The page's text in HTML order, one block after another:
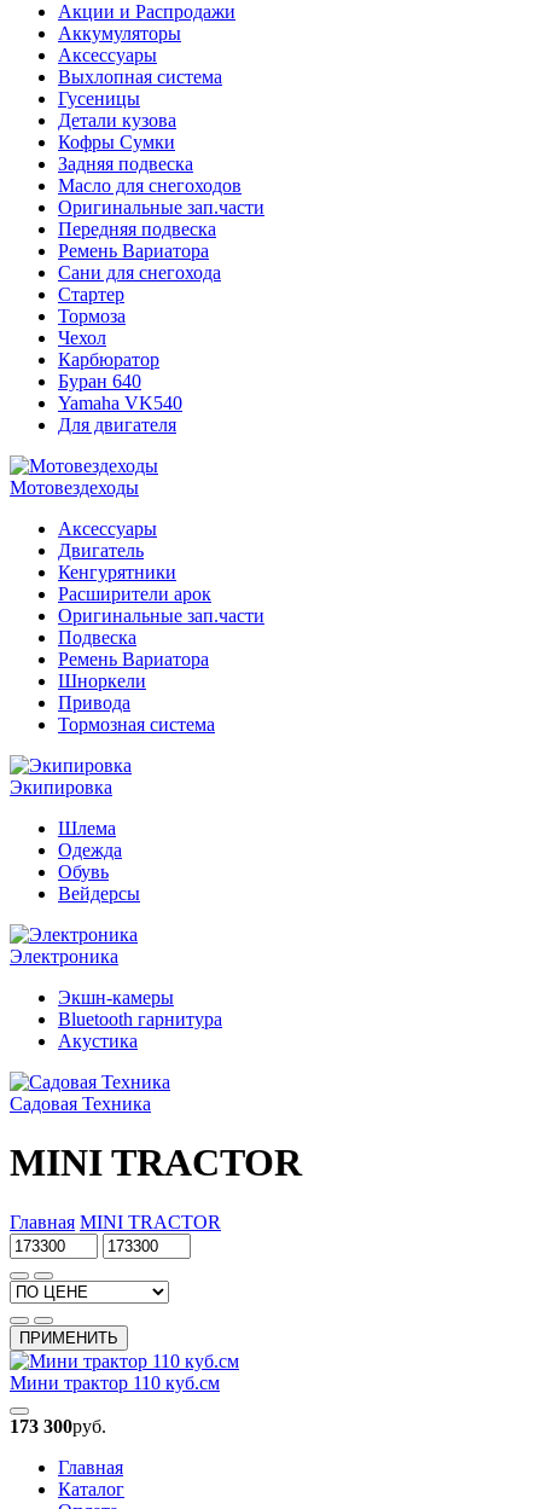
Акции и Распродажи
Аккумуляторы
Аксессуары
Выхлопная система
Гусеницы
Детали кузова
Кофры Сумки
Задняя подвеска
Масло для снегоходов
Оригинальные зап.части
Передняя подвеска
Ремень Вариатора
Сани для снегохода
Стартер
Тормоза
Чехол
Карбюратор
Буран 640
Yamaha VK540
Для двигателя
Мотовездеходы
Аксессуары
Двигатель
Кенгурятники
Расширители арок
Оригинальные зап.части
Подвеска
Ремень Вариатора
Шноркели
Привода
Тормозная система
Экипировка
Шлема
Одежда
Обувь
Вейдерсы
Электроника
Экшн-камеры
Bluetooth гарнитура
Акустика
Садовая Техника
MINI TRACTOR
Главная MINI TRACTOR
ПРИМЕНИТЬ
Мини трактор 110 куб.см
173 300руб.
Главная
Каталог